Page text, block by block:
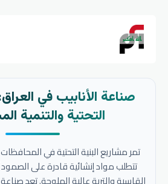
صناعة الأنابيب في
التحتية والتنمية
تمر مشاريع البنية التحتية في
تتطلب مواد إنشائية قادرة على
القاسية والتربة عالية الملوحة. تعد صناعة